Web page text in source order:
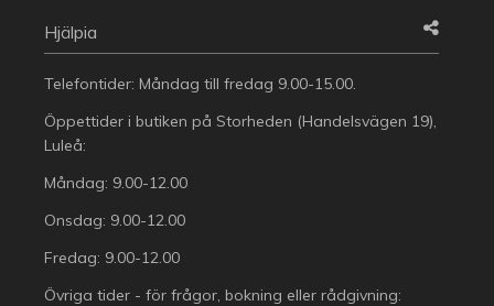
Hjälpia
Telefontider: Måndag till fredag 9.00-15.00.
Öppettider i butiken på Storheden (Handelsvägen 19),
Luleå:
Måndag: 9.00-12.00
Onsdag: 9.00-12.00
Fredag: 9.00-12.00
Övriga tider - för frågor, bokning eller rådgivning: